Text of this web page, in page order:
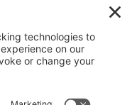
sin fines de